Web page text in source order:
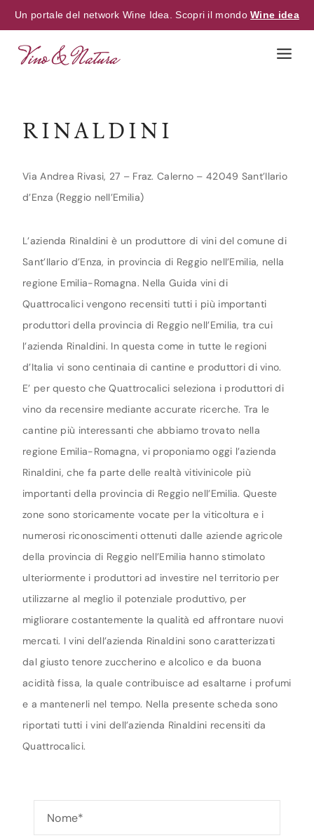
Un portale del network Wine Idea. Scopri il mondoWine idea
RINALDINI
Via Andrea Rivasi, 27 – Fraz. Calerno – 42049 Sant’Ilario
d’Enza (Reggio nell’Emilia)
L’azienda Rinaldini è un produttore di vini del comune di
Sant’Ilario d’Enza, in provincia di Reggio nell’Emilia, nella
regione Emilia-Romagna. Nella Guida vini di
Quattrocalici vengono recensiti tutti i più importanti
produttori della provincia di Reggio nell’Emilia, tra cui
l’azienda Rinaldini. In questa come in tutte le regioni
d’Italia vi sono centinaia di cantine e produttori di vino.
E’ per questo che Quattrocalici seleziona i produttori di
vino da recensire mediante accurate ricerche. Tra le
cantine più interessanti che abbiamo trovato nella
regione Emilia-Romagna, vi proponiamo oggi l’azienda
Rinaldini, che fa parte delle realtà vitivinicole più
importanti della provincia di Reggio nell’Emilia. Queste
zone sono storicamente vocate per la viticoltura e i
numerosi riconoscimenti ottenuti dalle aziende agricole
della provincia di Reggio nell’Emilia hanno stimolato
ulteriormente i produttori ad investire nel territorio per
utilizzarne al meglio il potenziale produttivo, per
migliorare costantemente la qualità ed affrontare nuovi
mercati. I vini dell’azienda Rinaldini sono caratterizzati
dal giusto tenore zuccherino e alcolico e da buona
acidità fissa, la quale contribuisce ad esaltarne i profumi
e a mantenerli nel tempo. Nella presente scheda sono
riportati tutti i vini dell’azienda Rinaldini recensiti da
Quattrocalici.